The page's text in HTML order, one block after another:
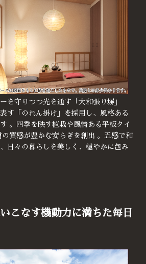
を守りつつ光を通す「大和張り塀」
す「のれん掛け」を採用し、風格ある
。四季を映す植栽や風情ある平板タイ
質感が豊かな安らぎを創出 。五感で和
日々の暮らしを美しく、穏やかに包み
こなす機動力に満ちた毎日